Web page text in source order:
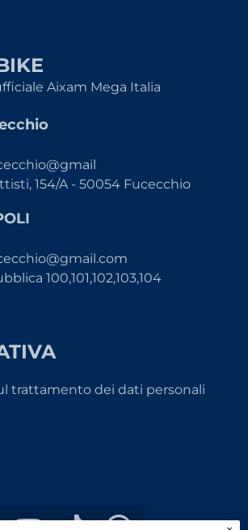
Aixam Mega Italia
154/A - 50054 Fucecchio
100,101,102,103,104
trattamento dei dati personali